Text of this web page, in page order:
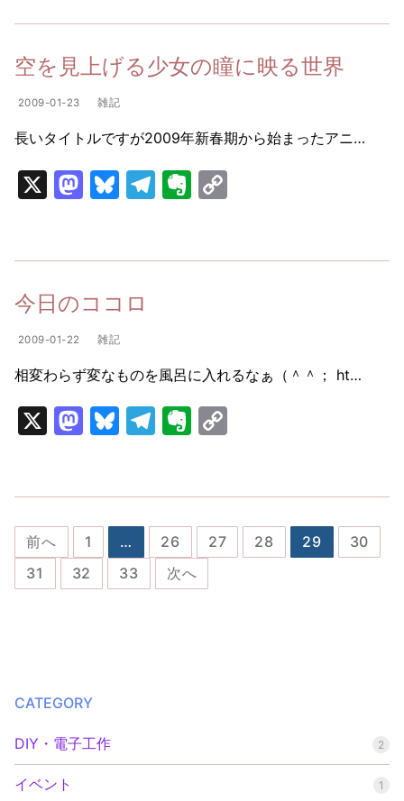
o
d
o
n
s
k
gr
a
n
ot
y
Li
空を見上げる少女の瞳に映る世界
2009-01-23 雑記
長いタイトルですが2009年新春期から始まったアニ…
X
M
o
d
o
n
Bl
s
k
T
gr
E
n y
今日のココロ
2009-01-22 雑記
相変わらず変なものを風呂に入れるなぁ（＾＾； ht…
X
M
o
d
o
n
Bl
s
k
y
T
gr
a
m
E
n
ot
e
y
Li
n
投
稿
ョ
ン
前へ 1 … 26 27 28 29
30
31
32 33 次へ
CATEGORY
DIY・電子工作 2
イベント 1